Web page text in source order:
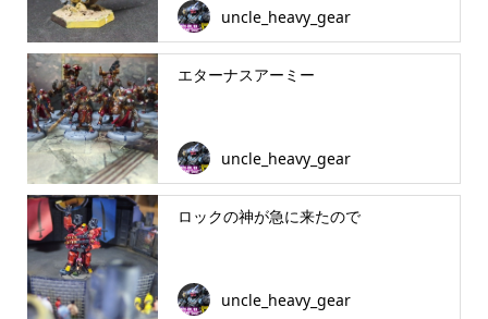
uncle_heavy_gear
エターナスアーミー
uncle_heavy_gear
ロックの神が急に来たので
uncle_heavy_gear